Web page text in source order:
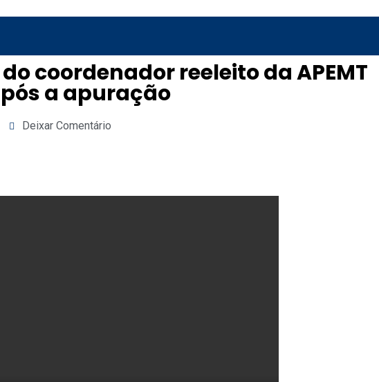
coordenador reeleito da APEMT
a apuração
Deixar Comentário